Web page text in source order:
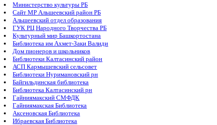
Министерство культуры РБ
Сайт МР Альшеевский район РБ
Альшеевский отдел образования
ГУК РЦ Народного Творчества РБ
Культурный мир Башкортостана
Библиотека им Ахмет-Заки Валиди
Дом пионеров и школьников
Библиотеки Калтасинский район
АСП Кармышевский сельсовет
Библиотеки Нуримановский рн
Байгильдинская библиотека
Библиотека Калтасинский рн
Гайниямакский СМФДК
Гайниямакская Библиотека
Аксеновская Библиотека
Ибраевская Библиотека